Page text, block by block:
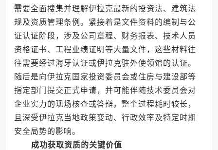
需要全面搜集并理解伊拉克最新的投资法、建筑法
规及资质管理条例。紧接着是文件资料的编制与公
证认证阶段，涉及公司章程、财务报表、技术人员
资格证书、工程业绩证明等大量文件，这些材料往
往需要经过海牙认证或伊拉克驻外使领馆的认证。
随后是向伊拉克国家投资委员会或住房与建设部等
指定部门提交正式申请，并可能伴随技术委员会对
企业实力的现场核查或答辩。整个过程耗时较长，
且深受伊拉克当地政策变动、行政效率及特定时期
安全局势的影响。
成功获取资质的关键价值